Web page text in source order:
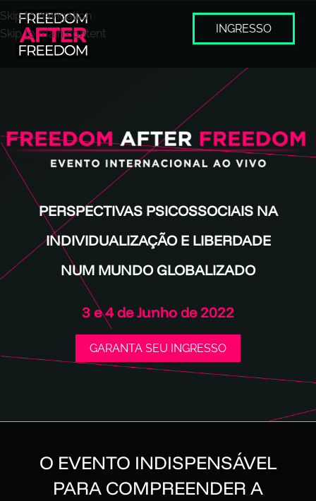
Skip to navigation
Skip to main content
INGRESSO
PERSPECTIVAS PSICOSSOCIAIS NA
INDIVIDUALIZAÇÃO E LIBERDADE
NUM MUNDO GLOBALIZADO
3 e 4 de Junho de 2022
GARANTA SEU INGRESSO
O EVENTO INDISPENSÁVEL
PARA COMPREENDER A